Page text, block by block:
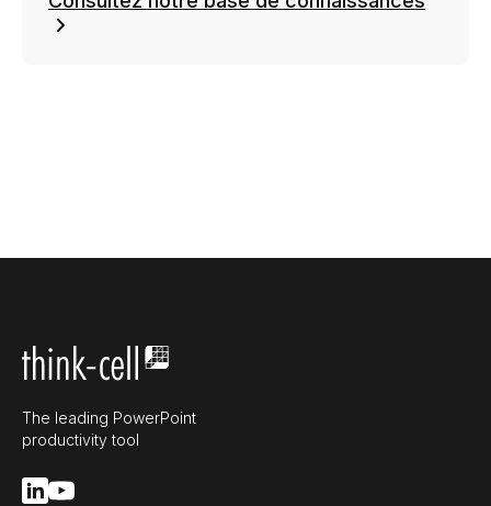
The leading PowerPoint
productivity tool